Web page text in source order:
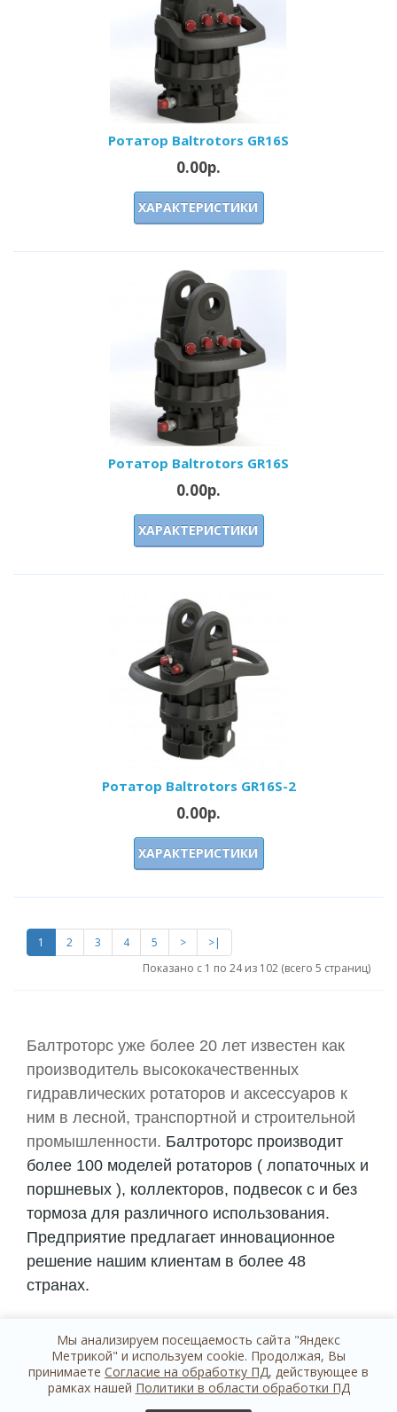
Ротатор Baltrotors GR16S
0.00р.
ХАРАКТЕРИСТИКИ
Ротатор Baltrotors GR16S
0.00р.
ХАРАКТЕРИСТИКИ
Ротатор Baltrotors GR16S-2
0.00р.
ХАРАКТЕРИСТИКИ
1 2 3 4 5 >
>|
Показано с 1 по 24 из 102 (всего 5 страниц)
Балтроторс уже более 20 лет известен как
производитель высококачественных
гидравлических ротаторов и аксессуаров к
ним в лесной, транспортной и строительной
промышленности. Балтроторс производит
более 100 моделей ротаторов ( лопаточных и
поршневых ), коллекторов, подвесок с и без
тормоза для различного использования.
Предприятие предлагает инновационное
решение нашим клиентам в более 48
странах.
Мы анализируем посещаемость сайта "Яндекс
Метрикой" и используем cookie. Продолжая, Вы
принимаете Согласие на обработку ПД, действующее в
рамках нашей Политики в области обработки ПД